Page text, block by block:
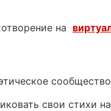
на
свои стихи